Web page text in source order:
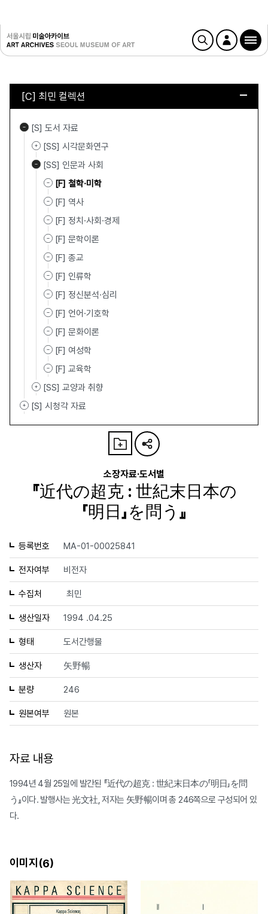
[C] 최민 컬렉션
[S] 도서 자료
[SS] 시각문화연구
[SS] 인문과 사회
[F] 철학·미학
[F] 역사
[F] 정치·사회·경제
[F] 문학이론
[F] 종교
[F] 인류학
[F] 정신분석·심리
[F] 언어·기호학
[F] 문화이론
[F] 여성학
[F] 교육학
[SS] 교양과 취향
[S] 시청각 자료
소장자료·도서별
『近代の超克 : 世紀末日本の
「明日」を問う』
등록번호 MA-01-00025841
전자여부 비전자
수집처 최민
생산일자 1994 .04.25
형태 도서간행물
생산자 矢野暢
분량 246
원본여부 원본
자료 내용
1994년 4월 25일에 발간된 『近代の超克 : 世紀末日本の「明日」を問
う』이다. 발행사는 光文社, 저자는 矢野暢이며 총 246쪽으로 구성되어 있
다.
이미지(6)